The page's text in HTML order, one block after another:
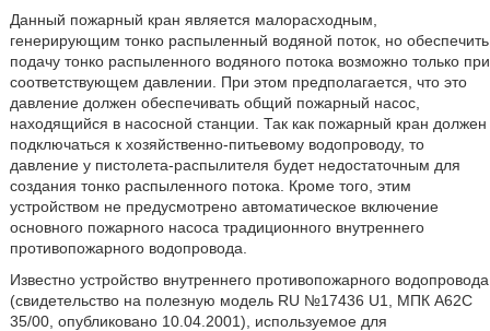
Данный пожарный кран является малорасходным,
генерирующим тонко распыленный водяной поток, но обеспечить
подачу тонко распыленного водяного потока возможно только при
соответствующем давлении. При этом предполагается, что это
давление должен обеспечивать общий пожарный насос,
находящийся в насосной станции. Так как пожарный кран должен
подключаться к хозяйственно-питьевому водопроводу, то
давление у пистолета-распылителя будет недостаточным для
создания тонко распыленного потока. Кроме того, этим
устройством не предусмотрено автоматическое включение
основного пожарного насоса традиционного внутреннего
противопожарного водопровода.
Известно устройство внутреннего противопожарного водопровода
(свидетельство на полезную модель RU №17436 U1, МПК А62С
35/00, опубликовано 10.04.2001), используемое для